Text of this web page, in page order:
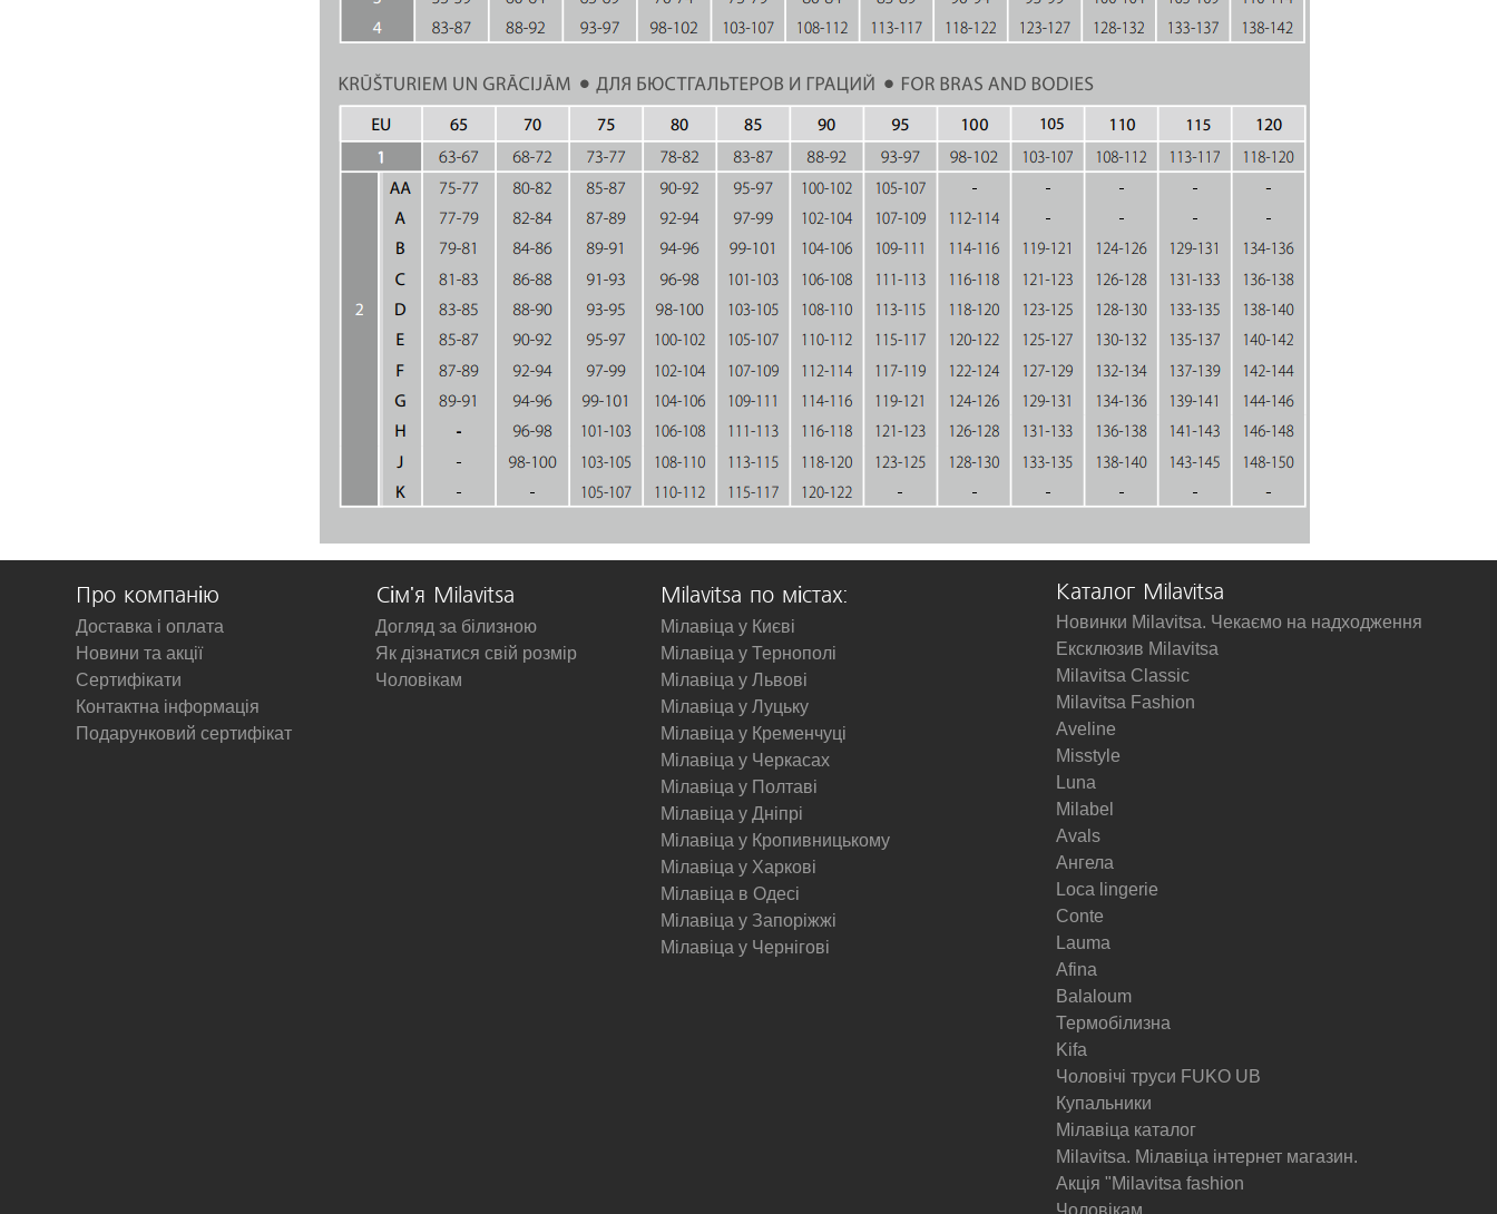
Про компанію
Доставка і оплата
Новини та акції
Сертифікати
Контактна інформація
Подарунковий сертифікат
Сім'я Milavitsa
Догляд за білизною
Як дізнатися свій розмір
Чоловікам
Milavitsa по містах:
Мілавіца у Києві
Мілавіца у Тернополі
Мілавіца у Львові
Мілавіца у Луцьку
Мілавіца у Кременчуці
Мілавіца у Черкасах
Мілавіца у Полтаві
Мілавіца у Дніпрі
Мілавіца у Кропивницькому
Мілавіца у Харкові
Мілавіца в Одесі
Мілавіца у Запоріжжі
Мілавіца у Чернігові
Каталог Milavitsa
Новинки Milavitsa. Чекаємо на надходження
Ексклюзив Milavitsa
Milavitsa Classic
Milavitsa Fashion
Aveline
Misstyle
Luna
Milabel
Avals
Ангела
Loca lingerie
Conte
Lauma
Afina
Balaloum
Термобілизна
Kifa
Чоловічі труси FUKO UB
Купальники
Мілавіца каталог
Milavitsa. Мілавіца інтернет магазин.
Акція "Milavitsa fashion
Чоловікам